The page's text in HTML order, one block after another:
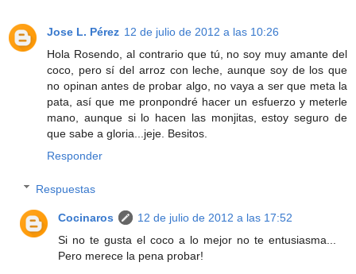
Jose L. Pérez 12 de julio de 2012 a las 10:26
Hola Rosendo, al contrario que tú, no soy muy amante del
coco, pero sí del arroz con leche, aunque soy de los que
no opinan antes de probar algo, no vaya a ser que meta la
pata, así que me pronpondré hacer un esfuerzo y meterle
mano, aunque si lo hacen las monjitas, estoy seguro de
que sabe a gloria...jeje. Besitos.
Responder
Respuestas
Cocinaros
12 de julio de 2012 a las 17:52
Si no te gusta el coco a lo mejor no te entusiasma...
Pero merece la pena probar!